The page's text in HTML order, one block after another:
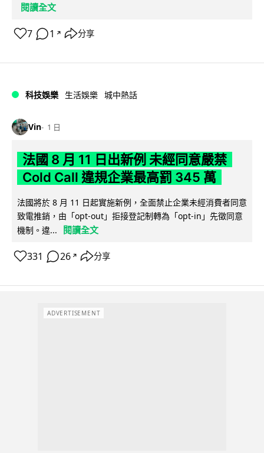
閱讀全文
7 1 ↗ 分享
科技娛樂 生活娛樂 城中熱話
Vin 1 日
法國 8 月 11 日出新例 未經同意嚴禁
Cold Call 違規企業最高罰 345 萬
法國將於 8 月 11 日起實施新例，全面禁止企業未經消費者同意
致電推銷，由「opt-out」拒接登記制轉為「opt-in」先徵同意
機制。違...
閱讀全文
331 26 ↗ 分享
ADVERTISEMENT